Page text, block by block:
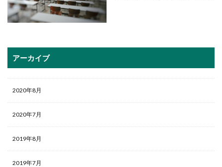
アーカイブ
2020年8月
2020年7月
2019年8月
2019年7月